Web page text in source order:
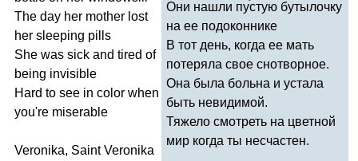
The day her mother lost
her sleeping pills
She was sick and tired of
being invisible
Hard to see in color when
you're miserable
Veronika, Saint Veronika
Они нашли пустую бутылочку
на ее подоконнике
В тот день, когда ее мать
потеряла свое снотворное.
Она была больна и устала
быть невидимой.
Тяжело смотреть на цветной
мир когда ты несчастен.